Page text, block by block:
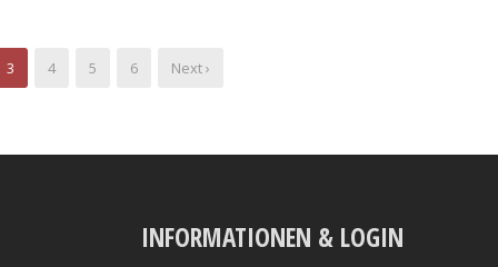
3 4 5 6 Next ›
INFORMATIONEN & LOGIN